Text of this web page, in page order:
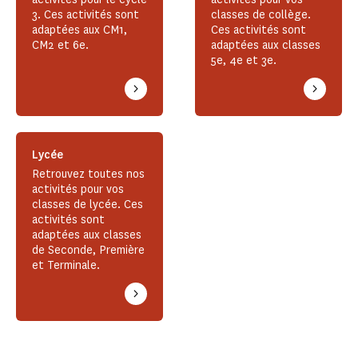
3. Ces activités sont
adaptées aux CM1,
CM2 et 6e.
classes de collège.
Ces activités sont
adaptées aux classes
5e, 4e et 3e.
Lycée
Retrouvez toutes nos
activités pour vos
classes de lycée. Ces
activités sont
adaptées aux classes
de Seconde, Première
et Terminale.